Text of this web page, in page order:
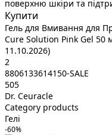
поверхню шкіри та
Купити
Гель для Вмивання для
Cure Solution Pink Gel 50
11.10.2026)
2
8806133614150-SALE
505
Dr. Ceuracle
Category products
Гелі
-60%